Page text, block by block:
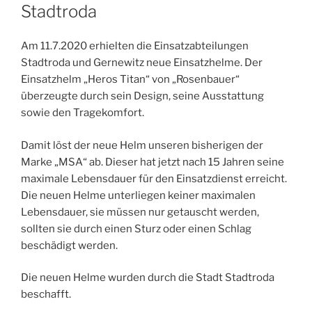
Stadtroda
Am 11.7.2020 erhielten die Einsatzabteilungen
Stadtroda und Gernewitz neue Einsatzhelme. Der
Einsatzhelm „Heros Titan“ von „Rosenbauer“
überzeugte durch sein Design, seine Ausstattung
sowie den Tragekomfort.
Damit löst der neue Helm unseren bisherigen der
Marke „MSA“ ab. Dieser hat jetzt nach 15 Jahren seine
maximale Lebensdauer für den Einsatzdienst erreicht.
Die neuen Helme unterliegen keiner maximalen
Lebensdauer, sie müssen nur getauscht werden,
sollten sie durch einen Sturz oder einen Schlag
beschädigt werden.
Die neuen Helme wurden durch die Stadt Stadtroda
beschafft.